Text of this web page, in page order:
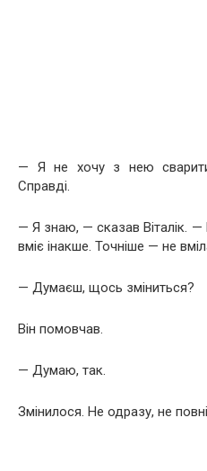
— Я не хочу з нею
Справді.
— Я знаю, — сказав Віталік.
вміє інакше. Точніше — не
— Думаєш, щось зміниться?
Він помовчав.
— Думаю, так.
Змінилося. Не одразу, не